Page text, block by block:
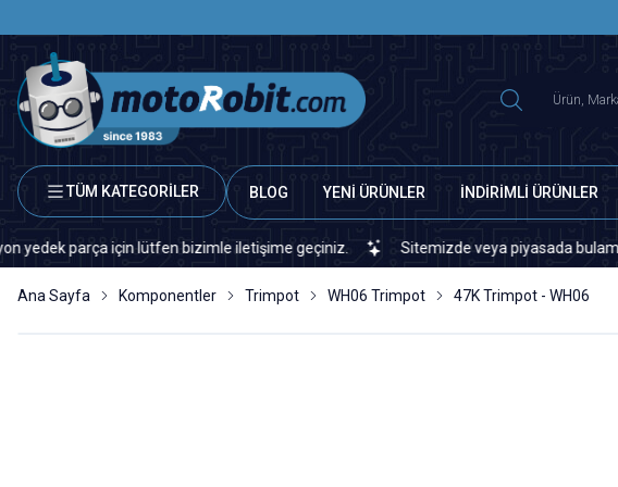
TÜM KATEGORİLER BLOG YENİ ÜRÜNLER İNDİRİMLİ ÜRÜNLER
parça için lütfen bizimle iletişime geçiniz. Sitemizde veya piyasada
Ana Sayfa Komponentler Trimpot WH06 Trimpot 47K Trimpot - WH06